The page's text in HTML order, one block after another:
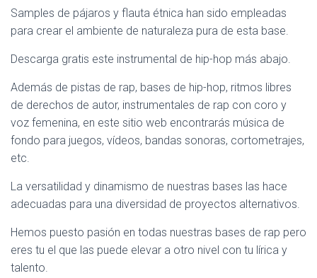
Samples de pájaros y flauta étnica han sido empleadas
para crear el ambiente de naturaleza pura de esta base.
Descarga gratis este instrumental de hip-hop más abajo.
Además de pistas de rap, bases de hip-hop, ritmos libres
de derechos de autor, instrumentales de rap con coro y
voz femenina, en este sitio web encontrarás música de
fondo para juegos, vídeos, bandas sonoras, cortometrajes,
etc.
La versatilidad y dinamismo de nuestras bases las hace
adecuadas para una diversidad de proyectos alternativos.
Hemos puesto pasión en todas nuestras bases de rap pero
eres tu el que las puede elevar a otro nivel con tu lírica y
talento.